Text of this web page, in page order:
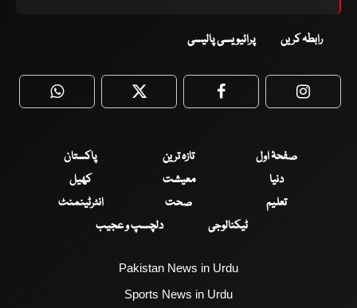
رابطہ کریں پرائیویسی پالیسی
WhatsApp Twitter Facebook
صفحۂ اول تازہ ترین
پاکستان
دنیا
معیشت
کھیل
تعلیم
صحت
انٹرٹینمنٹ
ٹیکنالوجی
دلچسپ و عجیب
Pakistan News in Urdu
Sports News in Urdu